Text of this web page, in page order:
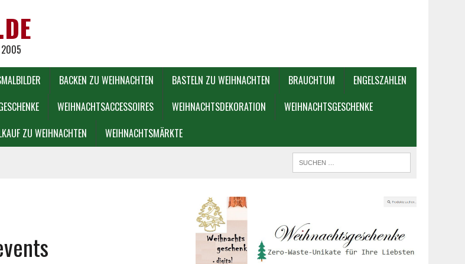
BACKEN ZU WEIHNACHTEN BASTELN ZU WEIHNACHTEN BRAUCHTUM
ENGELSZAHLEN
WEIHNACHTSACCESSOIRES WEIHNACHTSDEKORATION
WEIHNACHTSGESCHENKE
ZU WEIHNACHTEN WEIHNACHTSMÄRKTE